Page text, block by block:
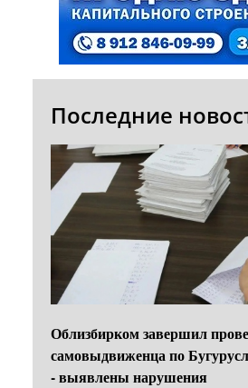
Последние
Облизбирком завершил
самовыдвиженца по
- выявлены нарушения